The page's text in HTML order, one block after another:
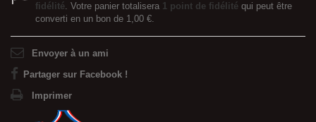
fidélité. Votre panier totalisera 1 point de fidélité qui peut être
converti en un bon de 1,00 €.
Envoyer à un ami
Partager sur Facebook !
Imprimer